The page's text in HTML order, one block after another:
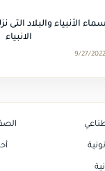
الأنبياء والبلاد
الانبياء
9/27/2022